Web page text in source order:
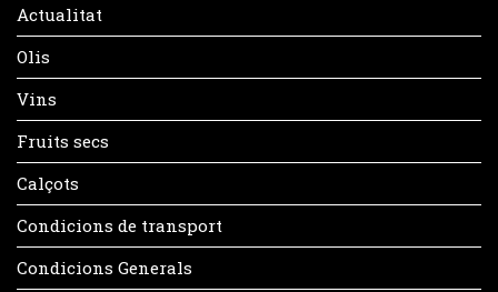
Actualitat
Olis
Vins
Fruits secs
Calçots
Condicions de transport
Condicions Generals